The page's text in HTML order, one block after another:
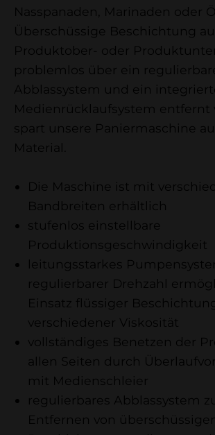
Nasspanaden, Marinaden oder
Überschüssige Beschichtung
Produktober- oder
problemlos über ein
Abblassystem und ein
Medienrücklaufsystem entfernt
spart unsere Paniermaschine
Material.
Die Maschine ist mit
Bandbreiten erhältlich
stufenlos einstellbare
Produktionsgeschwindigkeit
leitungsstarkes
regulierbarer Drehzahl
Einsatz flüssiger
verschiedener Viskosität
vollständiges Benetzen der
allen Seiten durch
mit Medienschleier
regulierbares Abblassystem
Entfernen von